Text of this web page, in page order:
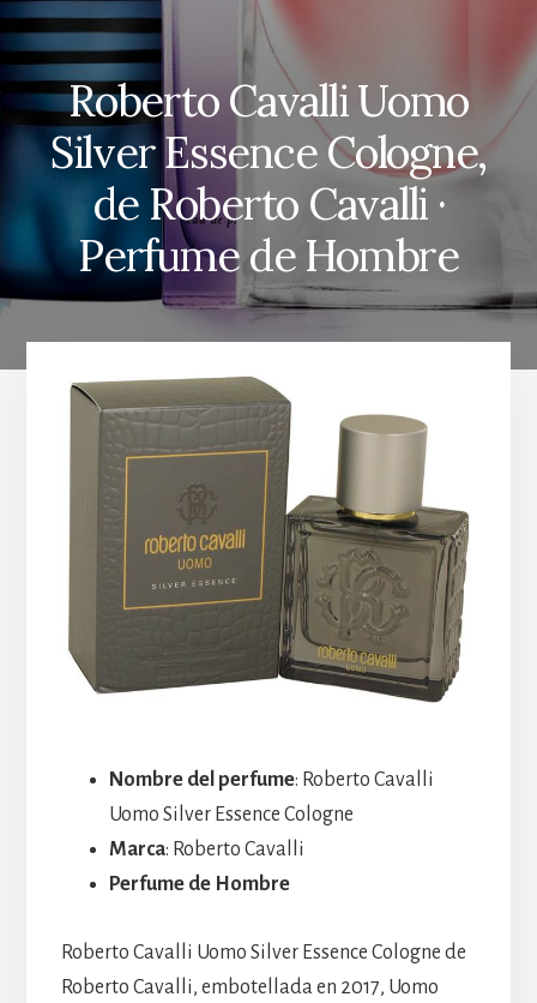
Roberto Cavalli Uomo
Silver Essence Cologne,
de Roberto Cavalli ·
Perfume de Hombre
Nombre del perfume: Roberto Cavalli
Uomo Silver Essence Cologne
Marca: Roberto Cavalli
Perfume de Hombre
Roberto Cavalli Uomo Silver Essence Cologne de
Roberto Cavalli, embotellada en 2017, Uomo